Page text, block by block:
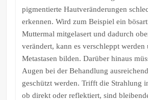
pigmentierte Hautveränderungen
erkennen. Wird zum Beispiel ein
Muttermal mitgelasert und dadurch
verändert, kann es verschleppt werden
Metastasen bilden. Darüber hinaus
Augen bei der Behandlung ausreichend
geschützt werden. Trifft die Strahlung
ob direkt oder reflektiert, sind